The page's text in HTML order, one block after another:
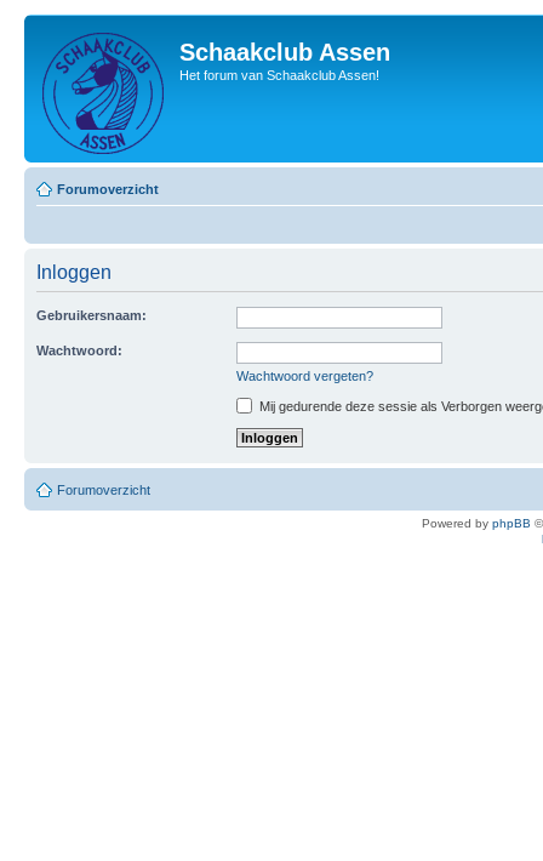
Schaakclub Assen
Het forum van Schaakclub Assen!
Forumoverzicht
Inloggen
Gebruikersnaam:
Wachtwoord:
Wachtwoord vergeten?
Mij gedurende deze sessie als Verborgen
Forumoverzicht
Powered by phpBB